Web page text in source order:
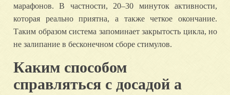
марафонов. В частности, 20–30 минуток активности,
которая реально приятна, а также четкое окончание.
Таким образом система запоминает закрытость цикла, но
не залипание в бесконечном сборе стимулов.
Каким способом
справляться с досадой а